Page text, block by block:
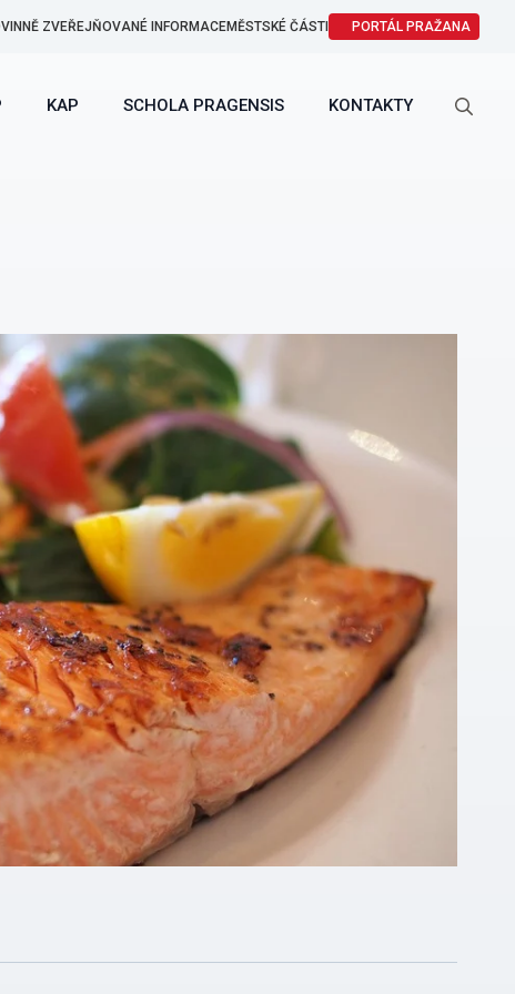
ZVEŘEJŇOVANÉ INFORMACEMĚSTSKÉ ČÁSTI PORTÁL PRAŽANA
KAP SCHOLA PRAGENSIS KONTAKTY